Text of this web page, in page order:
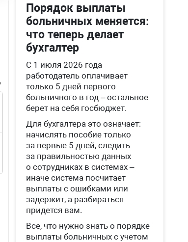
Порядок выплаты
больничных меняется:
что теперь делает
бухгалтер
С 1 июля 2026 года
работодатель оплачивает
только 5 дней первого
больничного в год – остальное
берет на себя госбюджет.
Для бухгалтера это означает:
начислять пособие только
за первые 5 дней, следить
за правильностью данных
о сотрудниках в системах –
иначе система посчитает
выплаты с ошибками или
задержит, а разбираться
придется вам.
Все, что нужно знать о порядке
выплаты больничных с учетом